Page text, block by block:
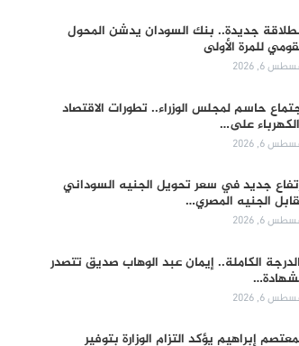
جديدة.. بنك السودان يدشن المحول
للمرة الأولى
6, 2026
حاسم لمجلس الوزراء.. تطورات الاقتصاد
على…
6, 2026
جديد في سعر تحويل الجنيه السوداني
الجنيه المصري…
6, 2026
الكاملة.. إيمان عبد الوهاب صديق تتصدر
6, 2026
إبراهيم يؤكد التزام الوزارة بتوفير